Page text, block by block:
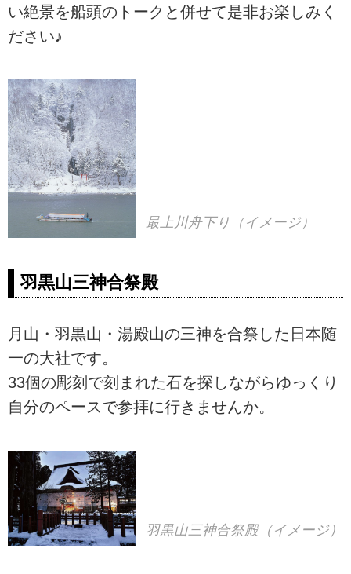
い絶景を船頭のトークと併せて是非お楽しみく
ださい♪
最上川舟下り（イメージ）
羽黒山三神合祭殿
月山・羽黒山・湯殿山の三神を合祭した日本随
一の大社です。
33個の彫刻で刻まれた石を探しながらゆっくり
自分のペースで参拝に行きませんか。
羽黒山三神合祭殿（イメージ）